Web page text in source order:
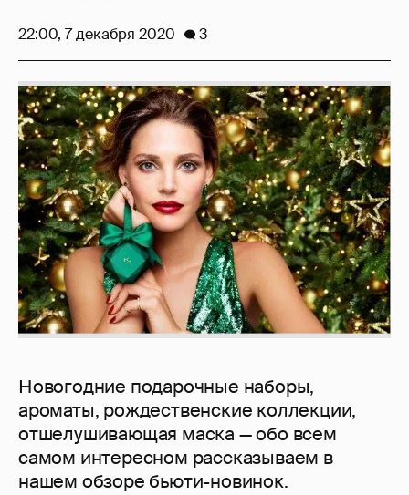
Новогодние подарочные наборы,
ароматы, рождественские коллекции,
отшелушивающая маска — обо всем
самом интересном рассказываем в
нашем обзоре бьюти-новинок.
22:00, 7 декабря 2020 3